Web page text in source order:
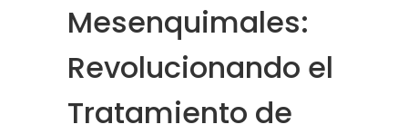
Mesenquimales:
Revolucionando el
Tratamiento de